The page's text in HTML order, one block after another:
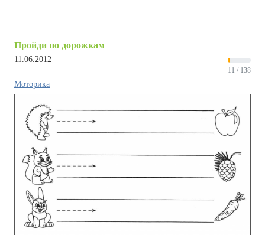
Пройди по дорожкам
11.06.2012
11 / 138
Моторика